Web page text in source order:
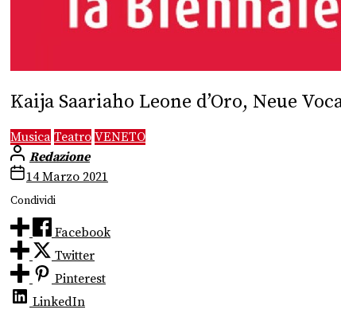
Kaija Saariaho Leone d’Oro, Neue
Musica Teatro VENETO
Redazione
14 Marzo 2021
Condividi
Facebook
Twitter
Pinterest
LinkedIn